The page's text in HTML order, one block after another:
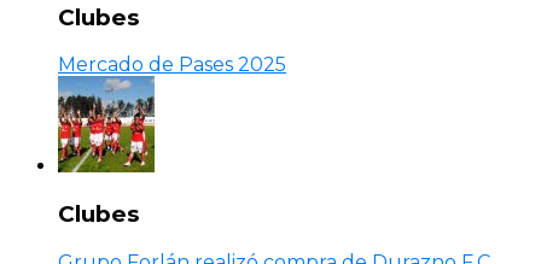
Clubes
Mercado de Pases 2025
Clubes